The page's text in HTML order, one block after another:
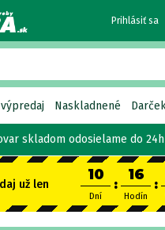
skladom odosielame do 24h
Prihlásiť sa
Naskladnené
už len
10
Dní
:
16
Hodín
: